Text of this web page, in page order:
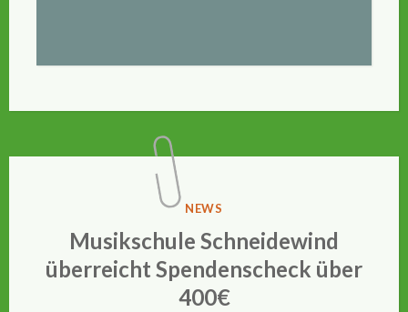
VERÖFFENTLICHT
NEWS
Musikschule Schneidewind
überreicht Spendenscheck über
400€